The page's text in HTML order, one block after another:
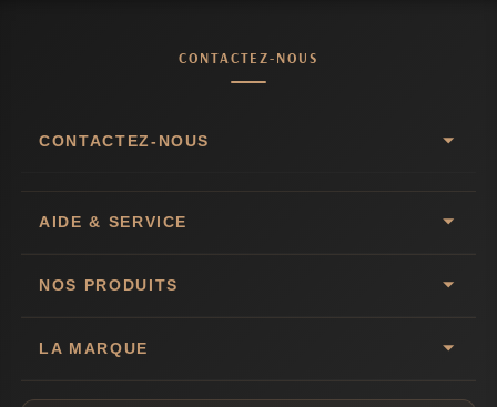
CONTACTEZ-NOUS
CONTACTEZ-NOUS
AIDE & SERVICE
NOS PRODUITS
LA MARQUE